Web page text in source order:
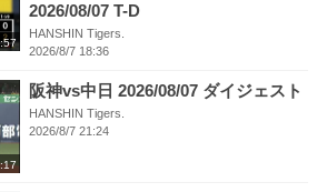
2026/08/07 T-D
HANSHIN Tigers.
2026/8/7 18:36
阪神vs中日 2026/08/07 ダイジェスト
HANSHIN Tigers.
2026/8/7 21:24